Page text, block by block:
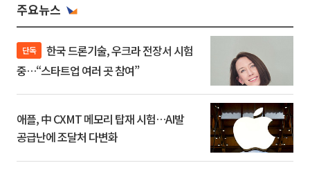
주요뉴스
단독
중…“스타트업 여러 곳 참여”
애플, 中 CXMT 메모리 탑재 시험…AI발
공급난에 조달처 다변화